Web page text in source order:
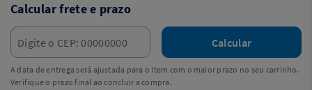
Calcular frete e prazo
Calcular
A data de entrega será ajustada para o item com o maior prazo no seu carrinho.
Verifique o prazo final ao concluir a compra.